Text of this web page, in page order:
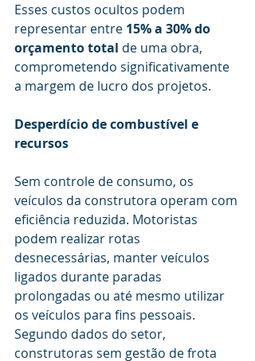
Esses custos ocultos podem
representar entre 15% a 30% do
orçamento total de uma obra,
comprometendo significativamente
a margem de lucro dos projetos.
Desperdício de combustível e
recursos
Sem controle de consumo, os
veículos da construtora operam com
eficiência reduzida. Motoristas
podem realizar rotas
desnecessárias, manter veículos
ligados durante paradas
prolongadas ou até mesmo utilizar
os veículos para fins pessoais.
Segundo dados do setor,
construtoras sem gestão de frota